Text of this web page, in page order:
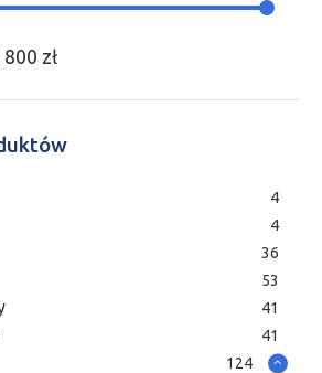
800 zł
4
4
36
53
41
41
124